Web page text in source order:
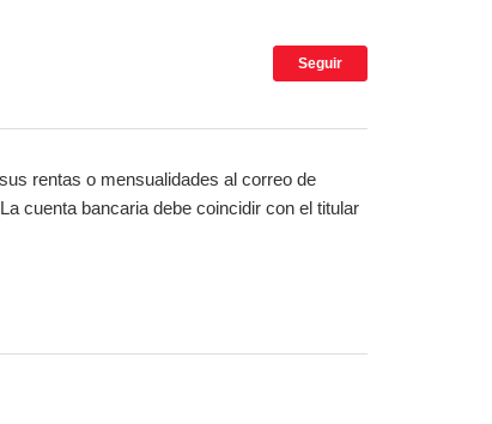
Seguir
rentas o mensualidades al correo de
La cuenta bancaria debe coincidir con el titular